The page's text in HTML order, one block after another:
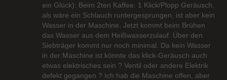
ein Glück): Beim 2ten Kaffee: 1 Klick/Plopp Geräusch,
als wäre ein Schlauch runtergesprungen, ist aber kein
Wasser in der Maschine. Jetzt kommt beim Brühen
das Wasser aus dem Heißwasserzulauf. Über den
Siebträger kommt nur noch minimal. Da kein Wasser
in der Maschine ist könnte das klick-Geräusch auch
etwas elektrisches sein ? Ventil oder andere Elektrik
defekt gegangen ? Ich hab die Maschine offen, aber